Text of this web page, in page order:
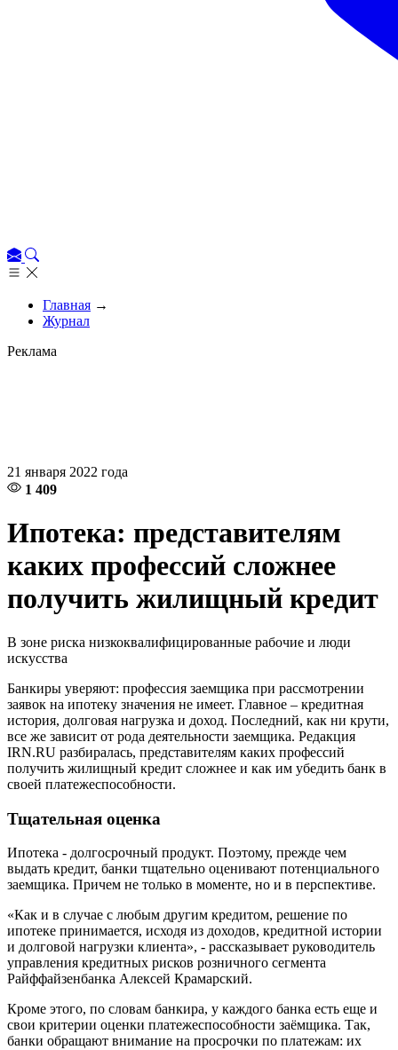
Главная →
Журнал
Реклама
21 января 2022 года
1 409
Ипотека: представителям
каких профессий сложнее
получить жилищный кредит
В зоне риска низкоквалифицированные рабочие и люди
искусства
Банкиры уверяют: профессия заемщика при рассмотрении
заявок на ипотеку значения не имеет. Главное – кредитная
история, долговая нагрузка и доход. Последний, как ни крути,
все же зависит от рода деятельности заемщика. Редакция
IRN.RU разбиралась, представителям каких профессий
получить жилищный кредит сложнее и как им убедить банк в
своей платежеспособности.
Тщательная оценка
Ипотека - долгосрочный продукт. Поэтому, прежде чем
выдать кредит, банки тщательно оценивают потенциального
заемщика. Причем не только в моменте, но и в перспективе.
«Как и в случае с любым другим кредитом, решение по
ипотеке принимается, исходя из доходов, кредитной истории
и долговой нагрузки клиента», - рассказывает руководитель
управления кредитных рисков розничного сегмента
Райффайзенбанка Алексей Крамарский.
Кроме этого, по словам банкира, у каждого банка есть еще и
свои критерии оценки платежеспособности заёмщика. Так,
банки обращают внимание на просрочки по платежам: их